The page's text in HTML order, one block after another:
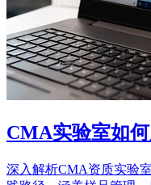
CMA实验室如
深入解析CMA资质实验